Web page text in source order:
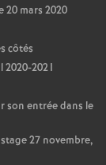
20 mars 2020
côtés
2021
son entrée dans le
27 novembre,